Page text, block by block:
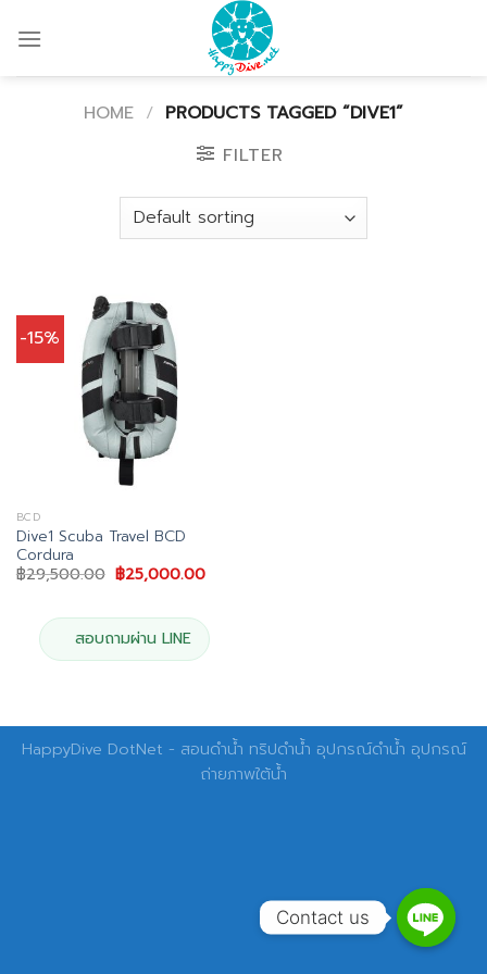
HOME / PRODUCTS TAGGED “DIVE1”
FILTER
-15%
BCD
Dive1 Scuba Travel BCD
Cordura
฿29,500.00 Original
price
฿29,500.00.
฿25,000.00Current
สอบถามผ่าน LINE
HappyDive DotNet - สอนดำน้ำ ทริปดำน้ำ อุปกรณ์ดำน้ำ อุปกรณ์
ถ่ายภาพใต้น้ำ
Contact us